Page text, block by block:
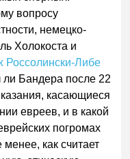
вопросу
немецко-
Холокоста и
Россолински-Либе
ли Бандера после 22
касающиеся
евреев, и в какой
погромах
как считает